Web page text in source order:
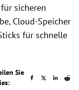
sicheren
Cloud-Speicher
für schnelle
Sie